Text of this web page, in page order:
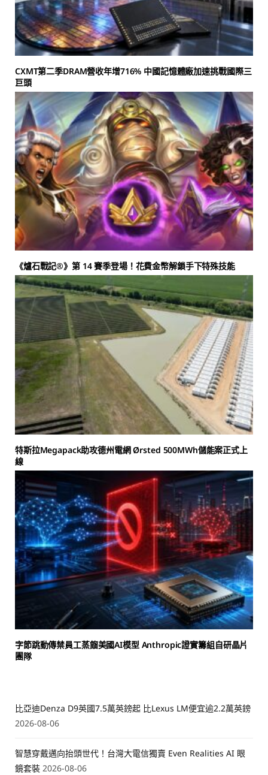
CXMT第二季DRAM營收年增716% 中國記憶體廠加速挑戰國際三
巨頭
《爐石戰記®》第 14 賽季登場！花費金幣解鎖手下特殊技能
特斯拉Megapack助攻德州電網 Ørsted 500MWh儲能案正式上
線
字節跳動傳禁員工蒸餾美國AI模型 Anthropic證實籌組自研晶片
團隊
比亞迪Denza D9英國7.5萬英鎊起 比Lexus LM便宜逾2.2萬英鎊
2026-08-06
智慧穿戴邁向抬頭世代！台灣大電信獨賣 Even Realities AI 眼
鏡套裝 2026-08-06